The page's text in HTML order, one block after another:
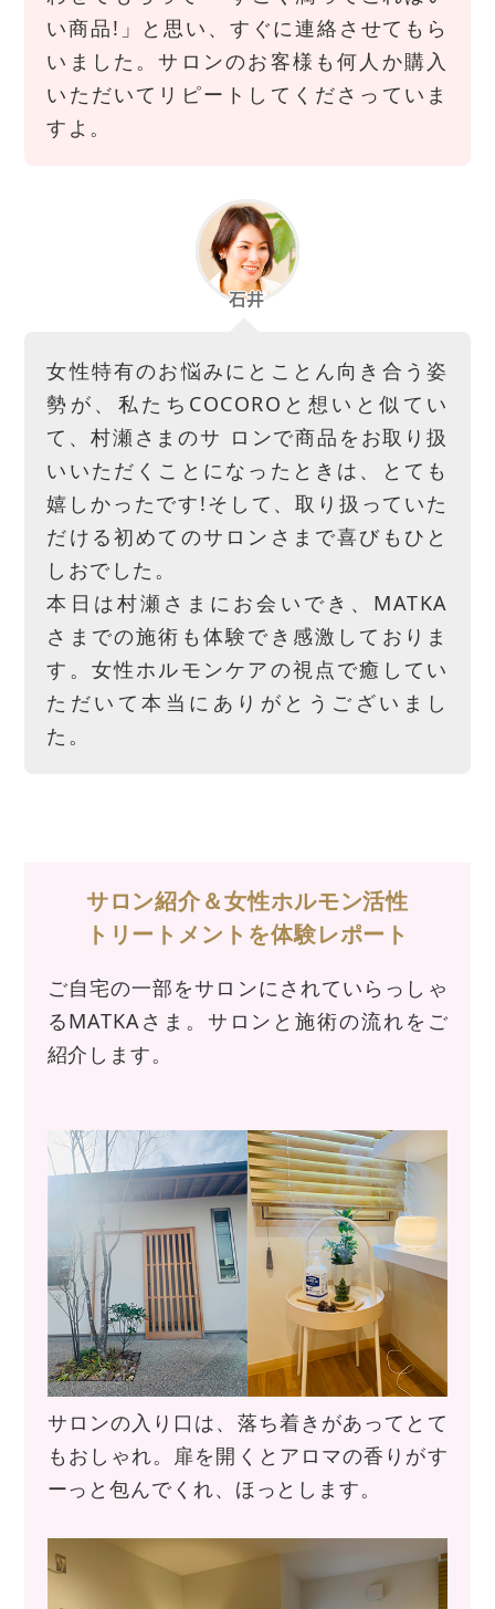
い商品!」と思い、すぐに連絡させてもら
いました。サロンのお客様も何人か購入
いただいてリピートしてくださっていま
すよ。
女性特有のお悩みにとことん向き合う姿
勢が、私たちCOCOROと想いと似てい
て、村瀬さまのサ ロンで商品をお取り扱
いいただくことになったときは、とても
嬉しかったです!そして、取り扱っていた
だける初めてのサロンさまで喜びもひと
しおでした。
本日は村瀬さまにお会いでき、MATKA
さまでの施術も体験でき感激しておりま
す。女性ホルモンケアの視点で癒してい
ただいて本当にありがとうございまし
た。
サロン紹介＆女性ホルモン活性
トリートメントを体験レポート
ご自宅の一部をサロンにされていらっしゃ
るMATKAさま。サロンと施術の流れをご
紹介します。
サロンの入り口は、落ち着きがあってとて
もおしゃれ。扉を開くとアロマの香りがす
ーっと包んでくれ、ほっとします。